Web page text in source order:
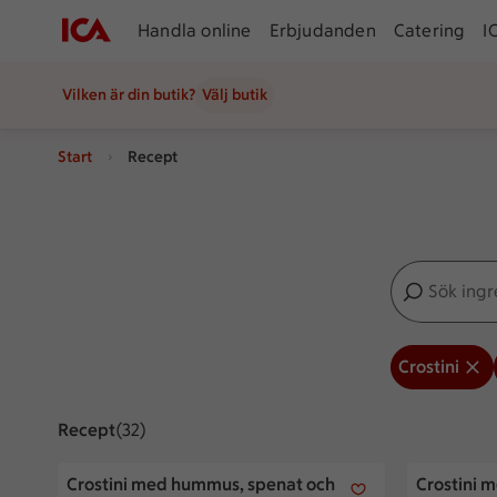
Handla online Erbjudanden Catering
Vilken är din butik? Välj butik
Start Recept
Sök
Inga förslag
Crostini
ReceptVisar 32 stycken
(32)
Crostini med hummus, spenat och
Crostini med hummus, spenat och vitost
Crostini
Crostini